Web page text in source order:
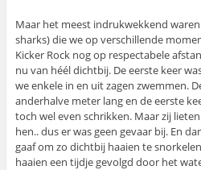
Maar het meest indrukwekkend
sharks) die we op verschillende
Kicker Rock nog op respectabele
nu van héél dichtbij. De eerste keer
we enkele in en uit zagen zwemmen.
anderhalve meter lang en de eerste
toch wel even schrikken. Maar zij
hen.. dus er was geen gevaar bij. En
gaaf om zo dichtbij haaien te
haaien een tijdje gevolgd door het